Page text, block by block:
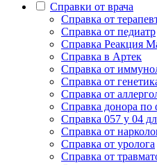
Справки от врача
Справка от
Справка от педиатр
Cправка Реакция
Cправка в Артек
Cправка от
Cправка от
Cправка от
Cправка донора по
Cправка 057 у 04
Справка от
Cправка от уролога
Справка от